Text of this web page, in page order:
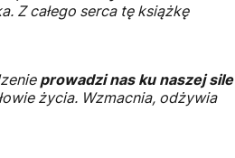
Z całego serca tę książkę
prowadzi nas ku naszej sile
życia. Wzmacnia, odżywia